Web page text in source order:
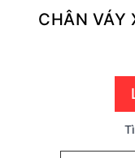
CHÂN VÁY